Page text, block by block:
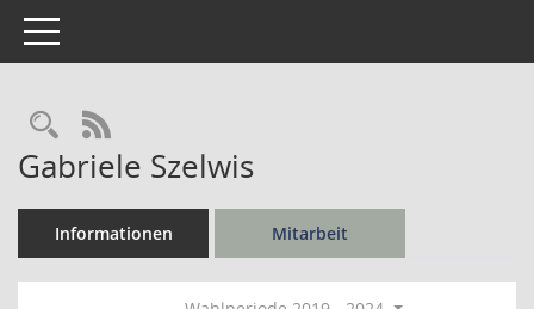
Toggle navigation
Rechercheauswahl
RSS-Feed
Gabriele Szelwis
Informationen Mitarbeit